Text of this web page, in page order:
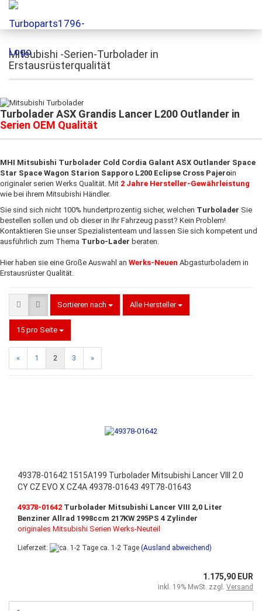
Mitsubishi -Serien-Turbolader in
Erstausrüsterqualität
Turbolader ASX Grandis Lancer L200 Outlander in
Serien OEM Qualität
MHI Mitsubishi Turbolader Cold Cordia Galant ASX Outlander Space
Star Space Wagon Starion Sapporo L200 Eclipse Cross Pajeroin
originaler serien Werks Qualität. Mit 2 Jahre Hersteller-Gewährleistung
wie bei ihrem Mitsubishi Händler.
Sie sind sich nicht 100% hundertprozentig sicher, welchen Turbolader Sie
bestellen sollen und ob dieser in Ihr Fahrzeug passt? Kein Problem!
Kontaktieren Sie unser Spezialistenteam und lassen Sie sich kompetent und
ausführlich zum Thema Turbo-Lader beraten.
Hier haben sie eine Große Auswahl an Werks-Neuen Abgasturboladern in
Erstausrüster Qualität.
Sortieren nach Alle Hersteller
15 pro Seite
« 1 2 3 »
49378-01642 1515A199 Turbolader Mitsubishi Lancer VIII 2.0
CY CZ EVO X CZ4A 49378-01643 49T78-01643
49378-01642 Turbolader Mitsubishi Lancer VIII 2,0 Liter
Benziner Allrad 1998ccm 217KW 295PS 4 Zylinder
originales Mitsubishi Serien Werks-Neuteil
Lieferzeit: ca. 1-2 Tage (Ausland abweichend)
1.175,90 EUR
inkl. 19% MwSt. zzgl. Versand